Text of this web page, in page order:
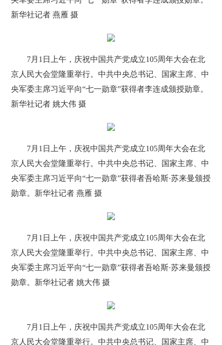
新华社记者 燕雁 摄
7月1日上午，庆祝中国共产党成立105周年大会在北
京人民大会堂隆重举行。中共中央总书记、国家主席、中
央军委主席习近平向“七一勋章”获得者李连成颁授勋章。
新华社记者 姚大伟 摄
7月1日上午，庆祝中国共产党成立105周年大会在北
京人民大会堂隆重举行。中共中央总书记、国家主席、中
央军委主席习近平向“七一勋章”获得者吾哈斯·苏来曼颁授
勋章。新华社记者 燕雁 摄
7月1日上午，庆祝中国共产党成立105周年大会在北
京人民大会堂隆重举行。中共中央总书记、国家主席、中
央军委主席习近平向“七一勋章”获得者吾哈斯·苏来曼颁授
勋章。新华社记者 姚大伟 摄
7月1日上午，庆祝中国共产党成立105周年大会在北
京人民大会堂隆重举行。中共中央总书记、国家主席、中